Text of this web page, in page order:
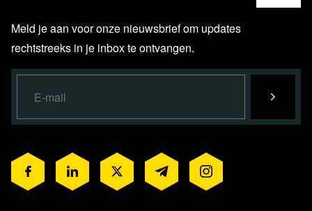
Meld je aan voor onze nieuwsbrief om updates
rechtstreeks in je inbox te ontvangen.